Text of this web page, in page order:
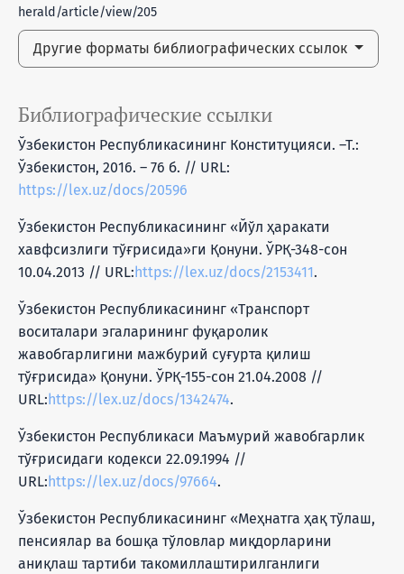
herald/article/view/205
Другие форматы библиографических ссылок
Библиографические ссылки
Ўзбекистон Республикасининг Конституцияси. –Т.:
Ўзбекистон, 2016. – 76 б. // URL:
https://lex.uz/docs/20596
Ўзбекистон Республикасининг «Йўл ҳаракати
хавфсизлиги тўғрисида»ги Қонуни. ЎРҚ-348-сон
10.04.2013 // URL:https://lex.uz/docs/2153411.
Ўзбекистон Республикасининг «Транспорт
воситалари эгаларининг фуқаролик
жавобгарлигини мажбурий суғурта қилиш
тўғрисида» Қонуни. ЎРҚ-155-сон 21.04.2008 //
URL:https://lex.uz/docs/1342474.
Ўзбекистон Республикаси Маъмурий жавобгарлик
тўғрисидаги кодекси 22.09.1994 //
URL:https://lex.uz/docs/97664.
Ўзбекистон Республикасининг «Меҳнатга ҳақ тўлаш,
пенсиялар ва бошқа тўловлар миқдорларини
аниқлаш тартиби такомиллаштирилганлиги